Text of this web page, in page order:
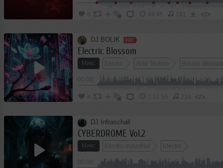
6 49:45 </>
DJ BOLIK
Electric Blossom
Микс Electro Acid Techno Breaks
1:11:55 216 </>
DJ Infraschall
CYBERDROME Vol.2
Микс Electro-Industrial Electro